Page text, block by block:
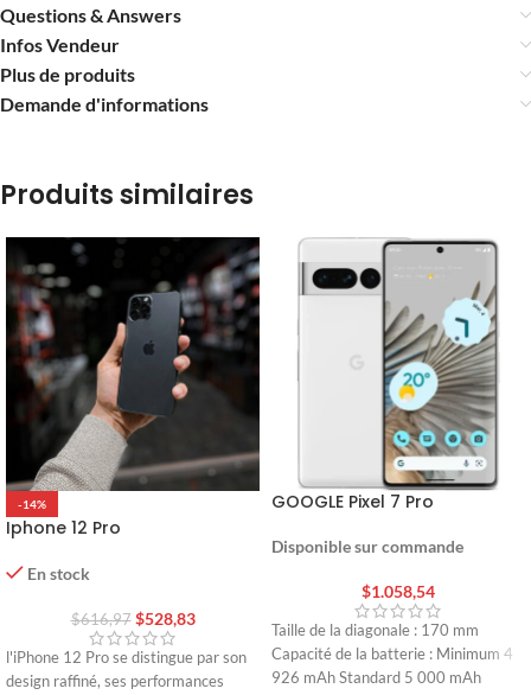
Questions & Answers
Infos Vendeur
Plus de produits
Demande d'informations
Produits similaires
-14%
Iphone 12 Pro
En stock
$616,97 $528,83
l'iPhone 12 Pro se distingue par son
design raffiné, ses performances
GOOGLE Pixel 7 Pro
Disponible sur commande
$1.058,54
Taille de la diagonale : 170 mm
Capacité de la batterie : Minimum 4
926 mAh Standard 5 000 mAh